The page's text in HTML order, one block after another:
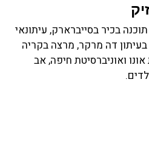
בכיר בסייברארק, עיתונאי
בעיתון דה מרקר, מרצה בקריה
ואוניברסיטת חיפה, אב